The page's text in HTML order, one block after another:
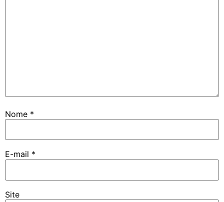
Nome *
E-mail *
Site